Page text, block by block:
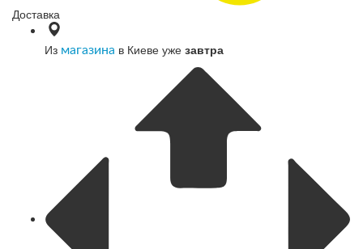
Доставка
Из магазина в Киеве уже завтра